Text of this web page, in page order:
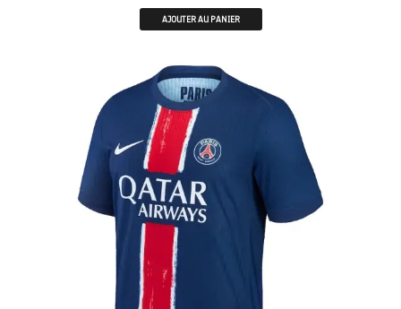
AJOUTER AU PANIER